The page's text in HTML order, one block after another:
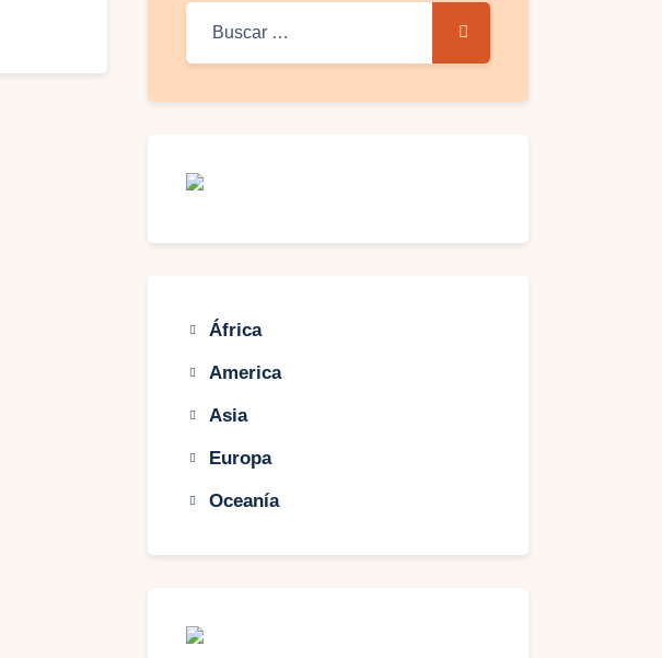
África
America
Asia
Europa
Oceanía